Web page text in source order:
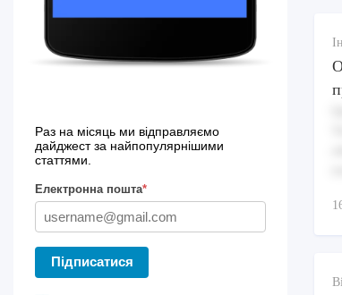
Раз на місяць ми відправляємо
дайджест за найпопулярнішими
статтями.
Електронна пошта*
Підписатися